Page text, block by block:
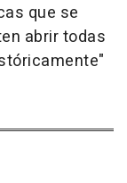
que se
abrir todas